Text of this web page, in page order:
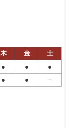
木 金 土
● ● ●
● ● －